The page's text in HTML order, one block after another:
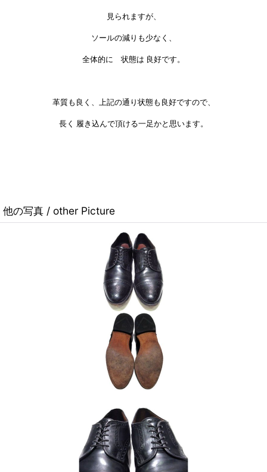
見られますが、
ソールの減りも少なく、
全体的に 状態は 良好です。
革質も良く、上記の通り状態も良好ですので、
長く 履き込んで頂ける一足かと思います。
他の写真 / other Picture